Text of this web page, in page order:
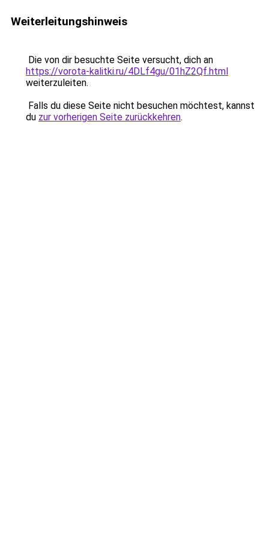
Weiterleitungshinweis
Die von dir besuchte Seite versucht, dich an
https://vorota-kalitki.ru/4DLf4gu/01hZ2Qf.html
weiterzuleiten.
Falls du diese Seite nicht besuchen möchtest, kannst
du zur vorherigen Seite zurückkehren.